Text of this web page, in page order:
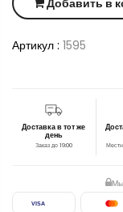
Добавить в
Артикул : 1595
Доставка в тот же
день
Заказ до 19:00
VISA